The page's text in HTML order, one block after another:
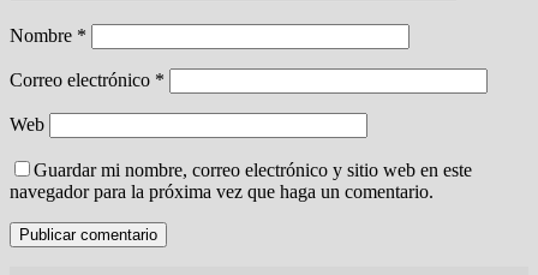
Nombre *
Correo electrónico *
Web
Guardar mi nombre, correo electrónico y sitio web en este
navegador para la próxima vez que haga un comentario.